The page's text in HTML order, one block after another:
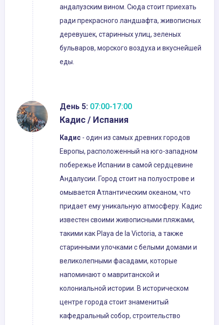
андалузским вином. Сюда стоит приехать
ради прекрасного ландшафта, живописных
деревушек, старинных улиц, зеленых
бульваров, морского воздуха и вкуснейшей
еды.
День 5: 07:00-17:00
Кадис / Испания
Кадис - один из самых древних городов
Европы, расположенный на юго-западном
побережье Испании в самой сердцевине
Андалусии. Город стоит на полуострове и
омывается Атлантическим океаном, что
придает ему уникальную атмосферу. Кадис
известен своими живописными пляжами,
такими как Playa de la Victoria, а также
старинными улочками с белыми домами и
великолепными фасадами, которые
напоминают о мавританской и
колониальной истории. В историческом
центре города стоит знаменитый
кафедральный собор, строительство